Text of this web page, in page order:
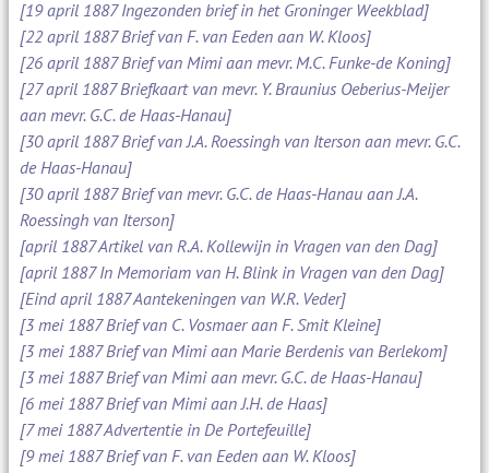
[19 april 1887 Ingezonden brief in het Groninger Weekblad]
[22 april 1887 Brief van F. van Eeden aan W. Kloos]
[26 april 1887 Brief van Mimi aan mevr. M.C. Funke-de Koning]
[27 april 1887 Briefkaart van mevr. Y. Braunius Oeberius-Meijer
aan mevr. G.C. de Haas-Hanau]
[30 april 1887 Brief van J.A. Roessingh van Iterson aan mevr. G.C.
de Haas-Hanau]
[30 april 1887 Brief van mevr. G.C. de Haas-Hanau aan J.A.
Roessingh van Iterson]
[april 1887 Artikel van R.A. Kollewijn in Vragen van den Dag]
[april 1887 In Memoriam van H. Blink in Vragen van den Dag]
[Eind april 1887 Aantekeningen van W.R. Veder]
[3 mei 1887 Brief van C. Vosmaer aan F. Smit Kleine]
[3 mei 1887 Brief van Mimi aan Marie Berdenis van Berlekom]
[3 mei 1887 Brief van Mimi aan mevr. G.C. de Haas-Hanau]
[6 mei 1887 Brief van Mimi aan J.H. de Haas]
[7 mei 1887 Advertentie in De Portefeuille]
[9 mei 1887 Brief van F. van Eeden aan W. Kloos]